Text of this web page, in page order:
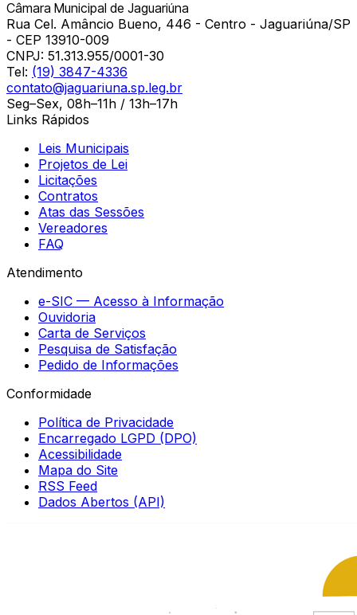
Câmara Municipal de Jaguariúna
Rua Cel. Amâncio Bueno, 446 - Centro - Jaguariúna/SP
- CEP 13910-009
CNPJ: 51.313.955/0001-30
Tel: (19) 3847-4336
contato@jaguariuna.sp.leg.br
Seg–Sex, 08h–11h / 13h–17h
Links Rápidos
Leis Municipais
Projetos de Lei
Licitações
Contratos
Atas das Sessões
Vereadores
FAQ
Atendimento
e-SIC — Acesso à Informação
Ouvidoria
Carta de Serviços
Pesquisa de Satisfação
Pedido de Informações
Conformidade
Política de Privacidade
Encarregado LGPD (DPO)
Acessibilidade
Mapa do Site
RSS Feed
Dados Abertos (API)